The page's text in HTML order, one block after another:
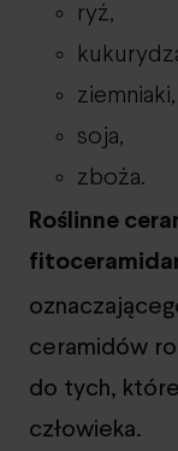
ryż,
ziemniaki,
soja,
zboża.
Roślinne
ceramidów
do tych,
człowieka.